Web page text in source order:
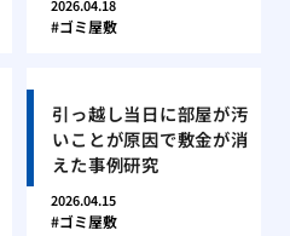
2026.04.18
ゴミ屋敷
引っ越し当日に部屋が汚
いことが原因で敷金が消
えた事例研究
2026.04.15
ゴミ屋敷